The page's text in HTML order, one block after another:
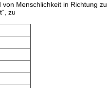
Menschlichkeit in Richtung zu
zu